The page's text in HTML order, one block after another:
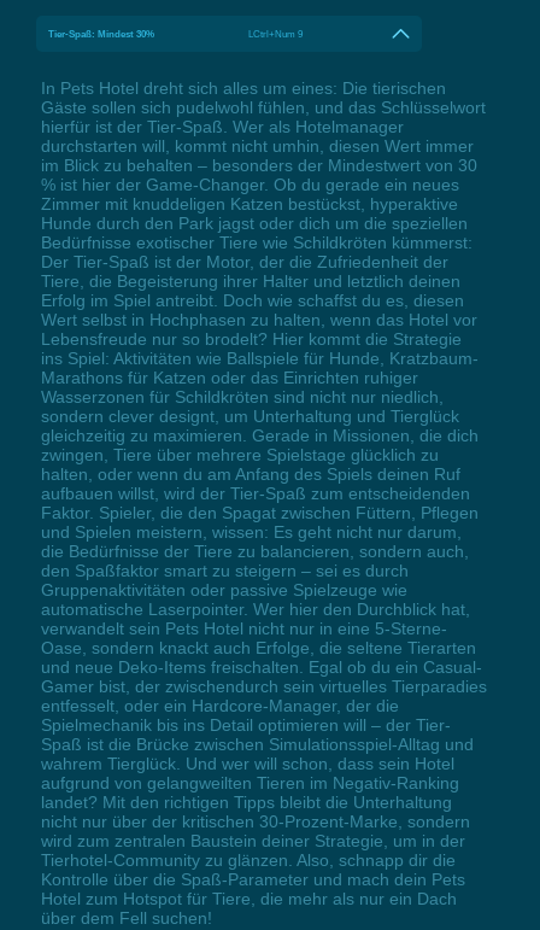
Tier-Spaß: Mindest 30% LCtrl+Num 9
In Pets Hotel dreht sich alles um eines: Die tierischen
Gäste sollen sich pudelwohl fühlen, und das Schlüsselwort
hierfür ist der Tier-Spaß. Wer als Hotelmanager
durchstarten will, kommt nicht umhin, diesen Wert immer
im Blick zu behalten – besonders der Mindestwert von 30
% ist hier der Game-Changer. Ob du gerade ein neues
Zimmer mit knuddeligen Katzen bestückst, hyperaktive
Hunde durch den Park jagst oder dich um die speziellen
Bedürfnisse exotischer Tiere wie Schildkröten kümmerst:
Der Tier-Spaß ist der Motor, der die Zufriedenheit der
Tiere, die Begeisterung ihrer Halter und letztlich deinen
Erfolg im Spiel antreibt. Doch wie schaffst du es, diesen
Wert selbst in Hochphasen zu halten, wenn das Hotel vor
Lebensfreude nur so brodelt? Hier kommt die Strategie
ins Spiel: Aktivitäten wie Ballspiele für Hunde, Kratzbaum-
Marathons für Katzen oder das Einrichten ruhiger
Wasserzonen für Schildkröten sind nicht nur niedlich,
sondern clever designt, um Unterhaltung und Tierglück
gleichzeitig zu maximieren. Gerade in Missionen, die dich
zwingen, Tiere über mehrere Spielstage glücklich zu
halten, oder wenn du am Anfang des Spiels deinen Ruf
aufbauen willst, wird der Tier-Spaß zum entscheidenden
Faktor. Spieler, die den Spagat zwischen Füttern, Pflegen
und Spielen meistern, wissen: Es geht nicht nur darum,
die Bedürfnisse der Tiere zu balancieren, sondern auch,
den Spaßfaktor smart zu steigern – sei es durch
Gruppenaktivitäten oder passive Spielzeuge wie
automatische Laserpointer. Wer hier den Durchblick hat,
verwandelt sein Pets Hotel nicht nur in eine 5-Sterne-
Oase, sondern knackt auch Erfolge, die seltene Tierarten
und neue Deko-Items freischalten. Egal ob du ein Casual-
Gamer bist, der zwischendurch sein virtuelles Tierparadies
entfesselt, oder ein Hardcore-Manager, der die
Spielmechanik bis ins Detail optimieren will – der Tier-
Spaß ist die Brücke zwischen Simulationsspiel-Alltag und
wahrem Tierglück. Und wer will schon, dass sein Hotel
aufgrund von gelangweilten Tieren im Negativ-Ranking
landet? Mit den richtigen Tipps bleibt die Unterhaltung
nicht nur über der kritischen 30-Prozent-Marke, sondern
wird zum zentralen Baustein deiner Strategie, um in der
Tierhotel-Community zu glänzen. Also, schnapp dir die
Kontrolle über die Spaß-Parameter und mach dein Pets
Hotel zum Hotspot für Tiere, die mehr als nur ein Dach
über dem Fell suchen!